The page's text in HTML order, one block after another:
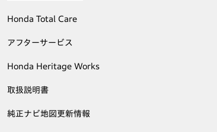
Honda Total Care
アフターサービス
Honda Heritage Works
取扱説明書
純正ナビ地図更新情報